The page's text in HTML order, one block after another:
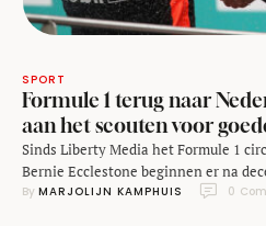
SPORT
Formule 1 terug naar
aan het scouten voor
Sinds Liberty Media het Formule 1
Bernie Ecclestone beginnen er na
wat zaken te veranderen in de
By MARJOLIJN KAMPHUIS 0